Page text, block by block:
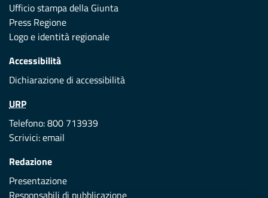
Ufficio stampa della Giunta
Press Regione
Logo e identità regionale
Accessibilità
Dichiarazione di accessibilità
URP
Telefono: 800 713939
Scrivici:email
Redazione
Presentazione
Responsabili di pubblicazione